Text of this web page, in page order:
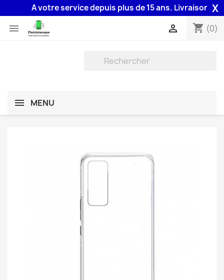
A votre service depuis plus de 15 ans. Livraison 48HX
 shopping_cart (0)

MENU